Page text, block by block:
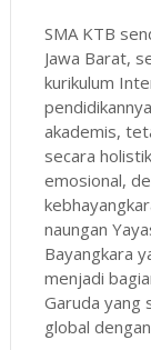
SMA KTB
Jawa Barat,
kurikulum
akademis,
secara
emosional,
naungan
Bayangkara
menjadi
Garuda yang
global